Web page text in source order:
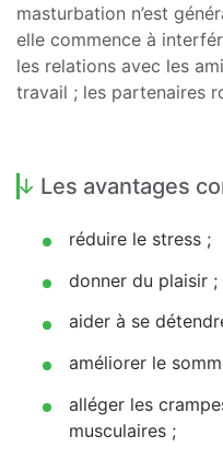
masturbation n’est
elle commence à
les relations avec les
travail ; les partenaires
Les avantages
réduire le stress ;
donner du plaisir ;
aider à se
améliorer le
alléger les
musculaires ;